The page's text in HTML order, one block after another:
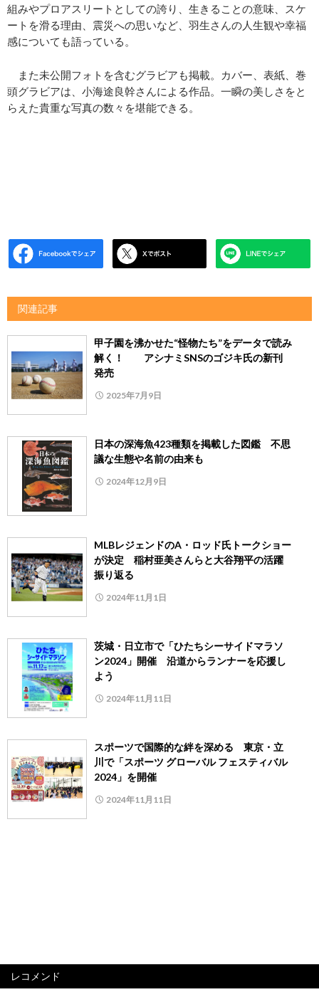
組みやプロアスリートとしての誇り、生きることの意味、スケ
ートを滑る理由、震災への思いなど、羽生さんの人生観や幸福
感についても語っている。
また未公開フォトを含むグラビアも掲載。カバー、表紙、巻
頭グラビアは、小海途良幹さんによる作品。一瞬の美しさをと
らえた貴重な写真の数々を堪能できる。
関連記事
甲子園を沸かせた“怪物たち”をデータで読み
解く！ アシナミSNSのゴジキ氏の新刊
発売
2025年7月9日
日本の深海魚423種類を掲載した図鑑 不思
議な生態や名前の由来も
2024年12月9日
MLBレジェンドのA・ロッド氏トークショー
が決定 稲村亜美さんらと大谷翔平の活躍
振り返る
2024年11月1日
茨城・日立市で「ひたちシーサイドマラソ
ン2024」開催 沿道からランナーを応援し
よう
2024年11月11日
スポーツで国際的な絆を深める 東京・立
川で「スポーツ グローバル フェスティバル
2024」を開催
2024年11月11日
レコメンド